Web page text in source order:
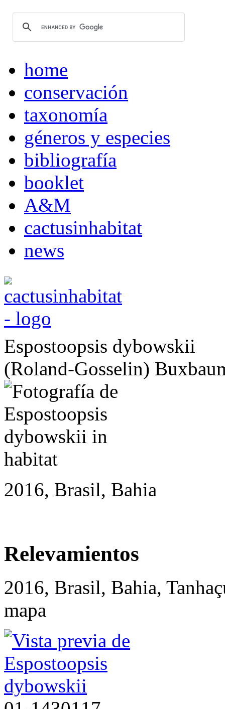
home
conservación
taxonomía
géneros y especies
bibliografía
booklet
A&M
cactusinhabitat
news
Espostoopsis dybowskii
(Roland-Gosselin)
2016, Brasil, Bahia
Relevamientos
2016, Brasil, Bahia,
mapa